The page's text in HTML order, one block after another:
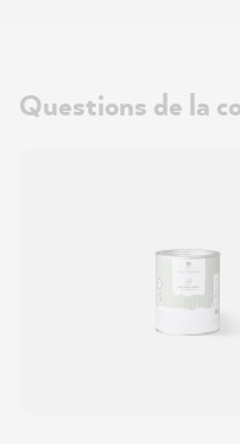
Questions de la